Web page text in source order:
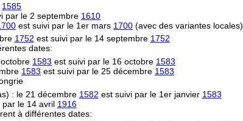
1585
par le 2 septembre 1610
est suivi par le 1er mars 1700 (avec des variantes locales)
1752 est suivi par le 14 septembre 1752
dates:
1583 est suivi par le 16 octobre 1583
1583 est suivi par le 25 décembre 1583
: le 21 décembre 1582 est suivi par le 1er janvier 1583
le 14 avril 1916
à différentes dates: